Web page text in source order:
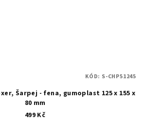
Šarpej - fena, gumoplast 125 x 155 x
80 mm
499 Kč
KÓD: S-CHP51245